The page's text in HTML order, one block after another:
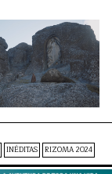
INÉDITAS RIZOMA 2024